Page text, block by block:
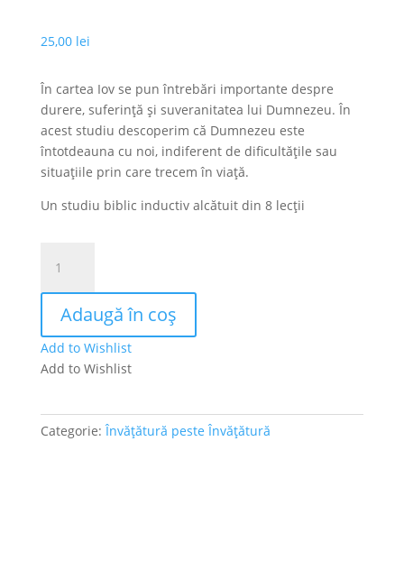
25,00 lei
În cartea Iov se pun întrebări importante despre
durere, suferinţă și suveranitatea lui Dumnezeu. În
acest studiu descoperim că Dumnezeu este
întotdeauna cu noi, indiferent de dificultăţile sau
situaţiile prin care trecem în viaţă.
Un studiu biblic inductiv alcătuit din 8 lecții
–
Când
durerea
este
mare
Adaugă în coș
Add to Wishlist
Add to Wishlist
Categorie:Învățătură peste Învățătură